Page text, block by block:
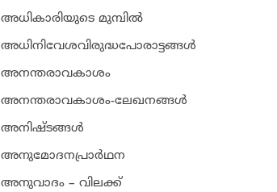
അധികാരിയുടെ മുമ്പില്‍
അധിനിവേശവിരുദ്ധപോരാട്ടങ്ങള്‍
അനന്തരാവകാശം
അനന്തരാവകാശം-ലേഖനങ്ങള്‍
അനിഷ്ടങ്ങള്‍
അനുമോദനപ്രാര്‍ഥന
അനുവാദം – വിലക്ക്‌